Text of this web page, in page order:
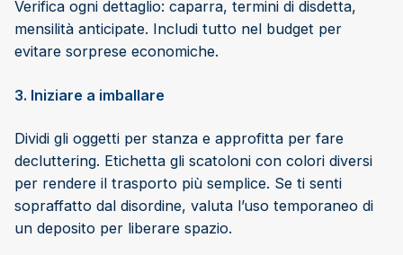
Verifica ogni dettaglio: caparra, termini di disdetta,
mensilità anticipate. Includi tutto nel budget per
evitare sorprese economiche.
3. Iniziare a imballare
Dividi gli oggetti per stanza e approfitta per fare
decluttering. Etichetta gli scatoloni con colori diversi
per rendere il trasporto più semplice. Se ti senti
sopraffatto dal disordine, valuta l’uso temporaneo di
un deposito per liberare spazio.